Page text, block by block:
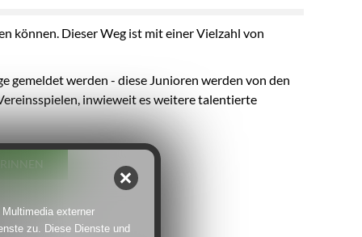
können. Dieser Weg ist mit einer Vielzahl von
gemeldet werden - diese Junioren werden von den
inwieweit es weitere talentierte
externer
zu. Diese Dienste und